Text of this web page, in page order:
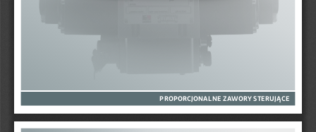
PROPORCJONALNE ZAWORY STERUJĄCE